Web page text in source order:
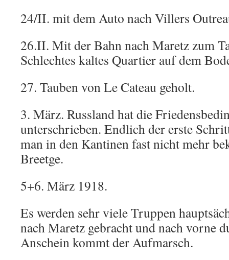
24/II. mit dem Auto nach Villers
26.II. Mit der Bahn nach Maretz zum
Schlechtes kaltes Quartier auf dem
27. Tauben von Le Cateau geholt.
3. März. Russland hat die
unterschrieben. Endlich der erste
man in den Kantinen fast nicht mehr
Breetge.
5+6. März 1918.
Es werden sehr viele Truppen
nach Maretz gebracht und nach vorne
Anschein kommt der Aufmarsch.